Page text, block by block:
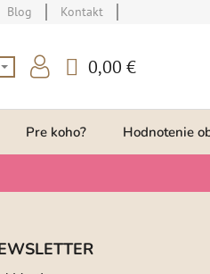
Blog Kontakt
KOŠÍK
0,00 €
Pre koho? Hodnotenie